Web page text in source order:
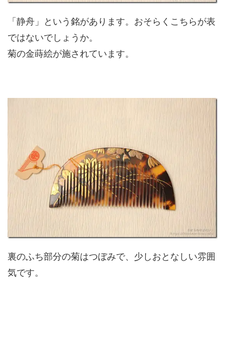
「静舟」という銘があります。おそらくこちらが表
ではないでしょうか。
菊の金蒔絵が施されています。
裏のふち部分の菊はつぼみで、少しおとなしい雰囲
気です。